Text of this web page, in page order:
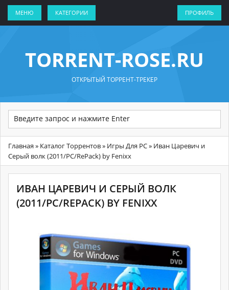
МЕНЮ КАТЕГОРИИ ПРОФИЛЬ
TORRENT-ROSE.RU
ОТКРЫТЫЙ ТОРРЕНТ-ТРЕКЕР
Главная » Каталог Торрентов» Игры Для PC» Иван Царевич и
Серый волк (2011/PC/RePack) by Fenixx
ИВАН ЦАРЕВИЧ И СЕРЫЙ ВОЛК
(2011/PC/REPACK) BY FENIXX